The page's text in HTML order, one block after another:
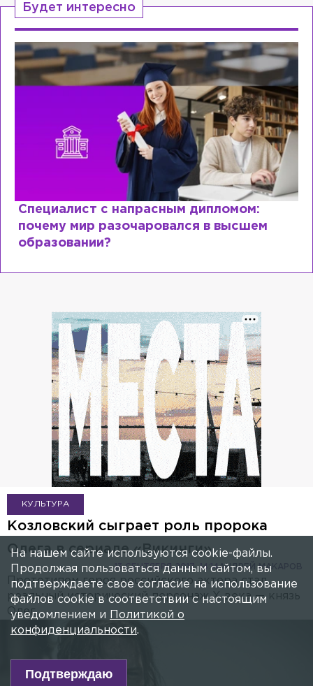
Будет интересно
Специалист с напрасным дипломом:
почему мир разочаровался в высшем
образовании?
КУЛЬТУРА
Козловский сыграет роль пророка
Олега в сериале «Викинги»
АНДРЕЙ МАКАРОВ
13 СЕНТЯБРЯ 2017, 14:14
Прототипом героя российского актера стал
реальный исторический персонаж X века — князь
Олег.
На нашем сайте используются cookie-файлы.
Продолжая пользоваться данным сайтом, вы
подтверждаете свое согласие на использование
файлов cookie в соответствии с настоящим
уведомлением и
Политикой о
конфиденциальности.
Подтверждаю